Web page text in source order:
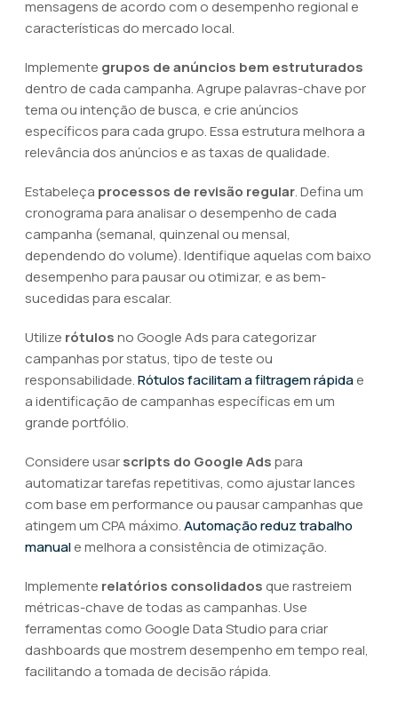
mensagens de acordo com o desempenho regional e
características do mercado local.
Implemente grupos de anúncios bem estruturados
dentro de cada campanha. Agrupe palavras-chave por
tema ou intenção de busca, e crie anúncios
específicos para cada grupo. Essa estrutura melhora a
relevância dos anúncios e as taxas de qualidade.
Estabeleça processos de revisão regular. Defina um
cronograma para analisar o desempenho de cada
campanha (semanal, quinzenal ou mensal,
dependendo do volume). Identifique aquelas com baixo
desempenho para pausar ou otimizar, e as bem-
sucedidas para escalar.
Utilize rótulosno Google Ads para categorizar
campanhas por status, tipo de teste ou
responsabilidade.Rótulos facilitam a filtragem rápidae
a identificação de campanhas específicas em um
grande portfólio.
Considere usarscripts do Google Adspara
automatizar tarefas repetitivas, como ajustar lances
com base em performance ou pausar campanhas que
atingem um CPA máximo.Automação reduz trabalho
manuale melhora a consistência de otimização.
Implemente relatórios consolidados que rastreiem
métricas-chave de todas as campanhas. Use
ferramentas como Google Data Studio para criar
dashboards que mostrem desempenho em tempo real,
facilitando a tomada de decisão rápida.